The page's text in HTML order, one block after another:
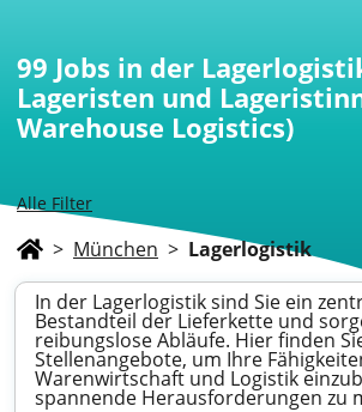
Alle Filter
99 Jobs in der
Lageristen und
Warehouse Logistics)
> München > Lagerlogistik
In der Lagerlogistik sind Sie ein
Bestandteil der Lieferkette und
reibungslose Abläufe. Hier finden
Stellenangebote, um Ihre
Warenwirtschaft und Logistik
spannende Herausforderungen zu